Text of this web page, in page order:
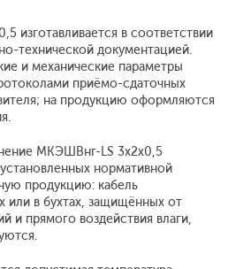
изготавливается в соответствии
технической документацией.
и механические параметры
приёмо-сдаточных
на продукцию оформляются
МКЭШВнг-LS 3x2x0,5
нормативной
продукцию: кабель
или в бухтах, защищённых от
и прямого воздействия влаги,